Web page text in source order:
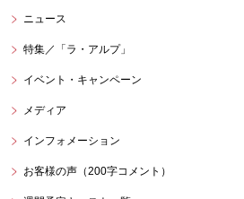
ニュース
特集／「ラ・アルプ」
イベント・キャンペーン
メディア
インフォメーション
お客様の声（200字コメント）